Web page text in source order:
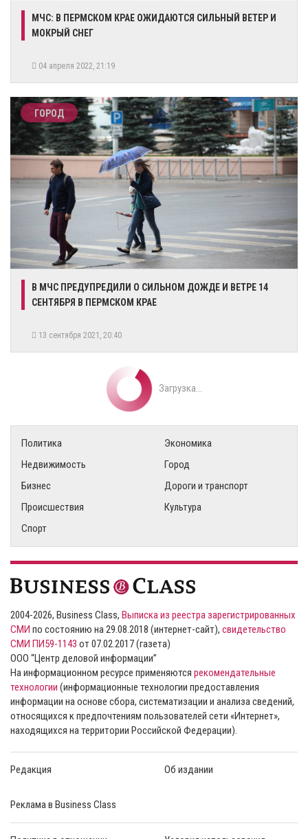
​МЧС: В ПЕРМСКОМ КРАЕ ОЖИДАЮТСЯ СИЛЬНЫЙ ВЕТЕР И
МОКРЫЙ СНЕГ
04 апреля 2022, 21:19
ГОРОД
​В МЧС ПРЕДУПРЕДИЛИ О СИЛЬНОМ ДОЖДЕ И ВЕТРЕ 14
СЕНТЯБРЯ В ПЕРМСКОМ КРАЕ
13 сентября 2021, 20:40
Загрузка...
Политика
Экономика
Недвижимость
Город
Бизнес
Дороги и транспорт
Происшествия
Культура
Спорт
2004-2026, Business Class, Выписка из реестра зарегистрированных
СМИ по состоянию на 29.08.2018 (интернет-сайт), свидетельство
СМИ ПИ59-1143 от 07.02.2017 (газета)
ООО “Центр деловой информации”
На информационном ресурсе применяются рекомендательные
технологии (информационные технологии предоставления
информации на основе сбора, систематизации и анализа сведений,
относящихся к предпочтениям пользователей сети «Интернет»,
находящихся на территории Российской Федерации).
Редакция Об издании
Реклама в Business Class